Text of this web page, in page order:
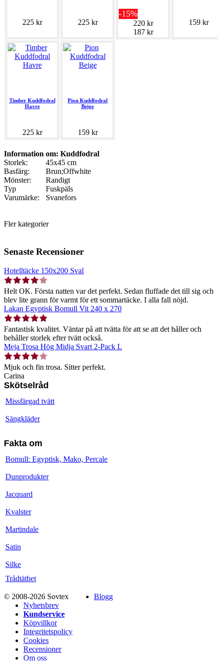
225 kr 225 kr
-15%
220 kr
187 kr
159 kr
Timber Kuddfodral
Havre
225 kr
Pion Kuddfodral
Beige
159 kr
Information om: Kuddfodral
Storlek:
45x45 cm
Basfärg:
Brun;Offwhite
Mönster:
Randigt
Typ
Fuskpäls
Varumärke:
Svanefors
Fler kategorier
Senaste Recensioner
Hotelltäcke 150x200 Sval
Helt OK. Första natten var det perfekt. Sedan fluffade det till sig och
blev lite grann för varmt för ett sommartäcke. I alla fall nöjd.
Lakan Egyptisk Bomull Vit 240 x 270
Fantastisk kvalitet. Väntar på att tvätta för att se att det håller och
behåller storlek efter tvätt också.
Meja Trosa Hög Midja Svart 2-Pack L
Mjuk och fin trosa. Sitter perfekt.
Carina
Skötselråd
Missfärgad tvätt
Sängkläder
Fakta om
Bomull: Egyptisk, Mako, Percale
Dunprodukter
Jacquard
Kvalster
Martindale
Satin
Silke
Trådtäthet
© 2008-2026 Sovtex
Blogg
Nyhetsbrev
Kundservice
Köpvillkor
Integritetspolicy
Cookies
Recensioner
Om oss